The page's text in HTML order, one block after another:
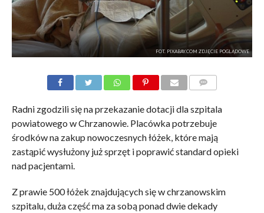
FOT. PIXABAY.COM ZDJĘCIE POGLĄDOWE
Radni zgodzili się na przekazanie dotacji dla szpitala
powiatowego w Chrzanowie. Placówka potrzebuje
środków na zakup nowoczesnych łóżek, które mają
zastąpić wysłużony już sprzęt i poprawić standard opieki
nad pacjentami.
Z prawie 500 łóżek znajdujących się w chrzanowskim
szpitalu, duża część ma za sobą ponad dwie dekady